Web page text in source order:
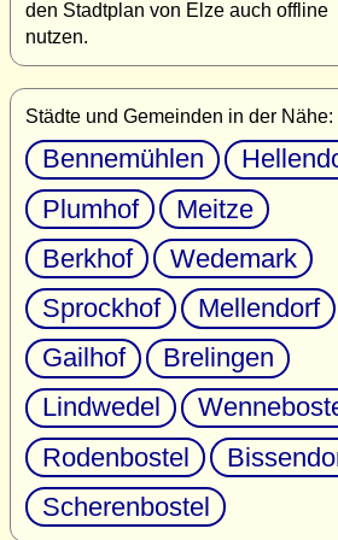
den Stadtplan von Elze auch offline
nutzen.
Städte und Gemeinden in der Nähe:
Bennemühlen
Plumhof
Meitze
Berkhof
Wedemark
Sprockhof
Mellendorf
Gailhof
Brelingen
Lindwedel
Rodenbostel
Scherenbostel